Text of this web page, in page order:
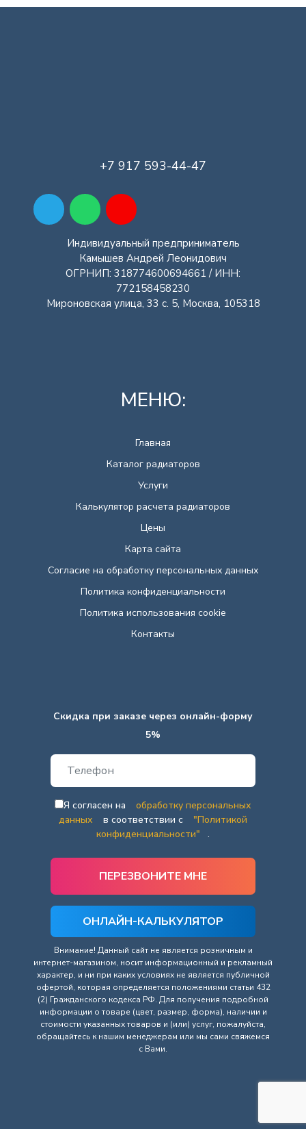
+7 917 593-44-47
Индивидуальный предприниматель
Камышев Андрей Леонидович
ОГРНИП: 318774600694661 / ИНН:
772158458230
Мироновская улица, 33 с. 5, Москва, 105318
МЕНЮ:
Главная
Каталог радиаторов
Услуги
Калькулятор расчета радиаторов
Цены
Карта сайта
Согласие на обработку персональных данных
Политика конфиденциальности
Политика использования cookie
Контакты
Скидка при заказе через онлайн-форму
5%
Я согласен на
обработку персональных
данных
в соответствии с
"Политикой
конфиденциальности"
.
ОНЛАЙН-КАЛЬКУЛЯТОР
Внимание! Данный сайт не является розничным и
интернет-магазином, носит информационный и рекламный
характер, и ни при каких условиях не является публичной
офертой, которая определяется положениями статьи 432
(2) Гражданского кодекса РФ. Для получения подробной
информации о товаре (цвет, размер, форма), наличии и
стоимости указанных товаров и (или) услуг, пожалуйста,
обращайтесь к нашим менеджерам или мы сами свяжемся
с Вами.